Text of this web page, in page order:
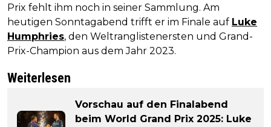
Prix fehlt ihm noch in seiner Sammlung. Am
heutigen Sonntagabend trifft er im Finale auf Luke
Humphries, den Weltranglistenersten und Grand-
Prix-Champion aus dem Jahr 2023.
Weiterlesen
Vorschau auf den Finalabend
beim World Grand Prix 2025: Luke